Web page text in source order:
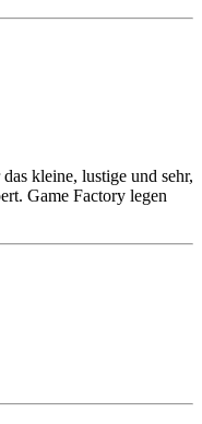
kleine, lustige und sehr,
Game Factory legen